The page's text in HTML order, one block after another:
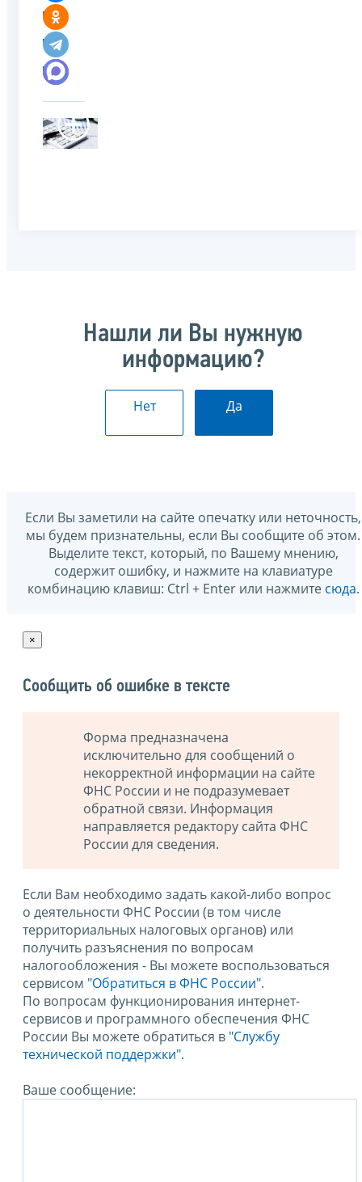
Нашли ли Вы нужную
информацию?
Нет Да
Если Вы заметили на сайте опечатку или неточность,
мы будем признательны, если Вы сообщите об этом.
Выделите текст, который, по Вашему мнению,
содержит ошибку, и нажмите на клавиатуре
комбинацию клавиш: Ctrl + Enter или нажмите сюда.
×
Сообщить об ошибке в тексте
Форма предназначена
исключительно для сообщений о
некорректной информации на сайте
ФНС России и не подразумевает
обратной связи. Информация
направляется редактору сайта ФНС
России для сведения.
Если Вам необходимо задать какой-либо вопрос
о деятельности ФНС России (в том числе
территориальных налоговых органов) или
получить разъяснения по вопросам
налогообложения - Вы можете воспользоваться
сервисом "Обратиться в ФНС России".
По вопросам функционирования интернет-
сервисов и программного обеспечения ФНС
России Вы можете обратиться в "Службу
технической поддержки".
Ваше сообщение: